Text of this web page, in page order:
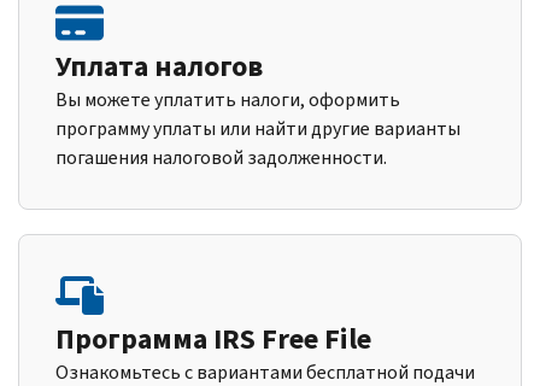
Уплата налогов
Вы можете уплатить налоги, оформить
программу уплаты или найти другие варианты
погашения налоговой задолженности.
Программа IRS Free File
Ознакомьтесь с вариантами бесплатной подачи